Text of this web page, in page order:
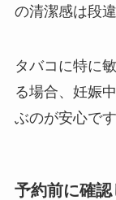
の清潔感は段違
タバコに特に
る場合、妊娠
ぶのが安心です
予約前に確認